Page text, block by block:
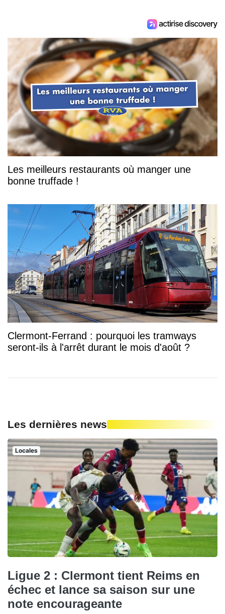
Les meilleurs restaurants où manger une
bonne truffade !
Clermont-Ferrand : pourquoi les tramways
seront-ils à l'arrêt durant le mois d'août ?
Les dernières news
Locales
Ligue 2 : Clermont tient Reims en
échec et lance sa saison sur une
note encourageante